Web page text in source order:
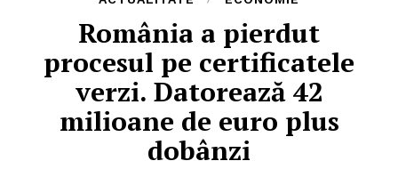
România a pierdut
procesul pe certificatele
verzi. Datorează 42
milioane de euro plus
dobânzi